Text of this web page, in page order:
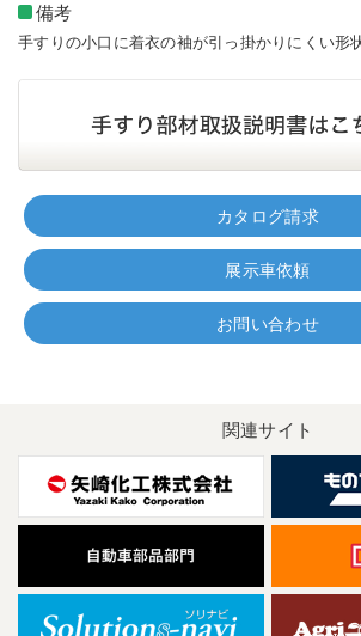
備考
手すりの小口に着衣の袖が引っ掛かりにくい形
カタログ請求
展示車依頼
お問い合わせ
関連サイト